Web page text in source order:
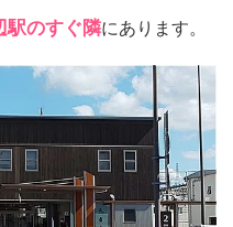
駅のすぐ隣にあります。